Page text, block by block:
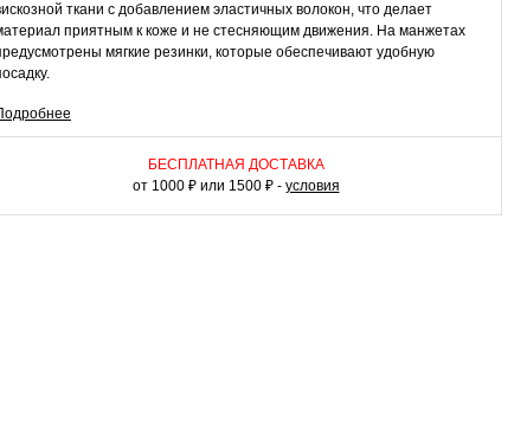
ткани с добавлением эластичных волокон, что делает
приятным к коже и не стесняющим движения. На манжетах
мягкие резинки, которые обеспечивают удобную
НОСИТЬ
свитшот с джинсами и кедами, создавая комфортные
повседневные сочетания. Для более собранного вида комбинируйте
его с чиносами и ботинками или лоферами. В прохладную погоду
БЕСПЛАТНАЯ ДОСТАВКА
от 1000 ₽ или 1500 ₽ - условия